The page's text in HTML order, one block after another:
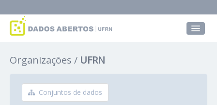
Grupos
Sobre
Organizações UFRN
Conjuntos de dados